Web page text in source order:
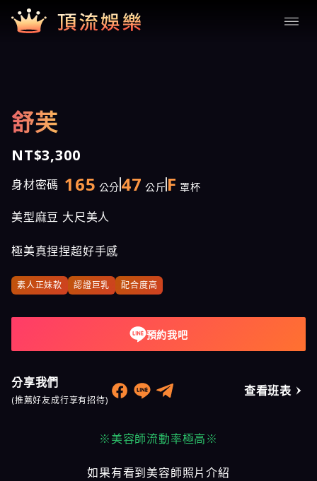
舒芙
NT$3,300
身材密碼 165 公分 47 公斤 F 罩杯
美型麻豆 大尺美人
極美真捏捏超好手感
素人正妹款 認證巨乳 配合度高
預約我吧
分享我們
(推薦好友成行享有招待)
查看班表
※美容師流動率極高※
如果有看到美容師照片介紹